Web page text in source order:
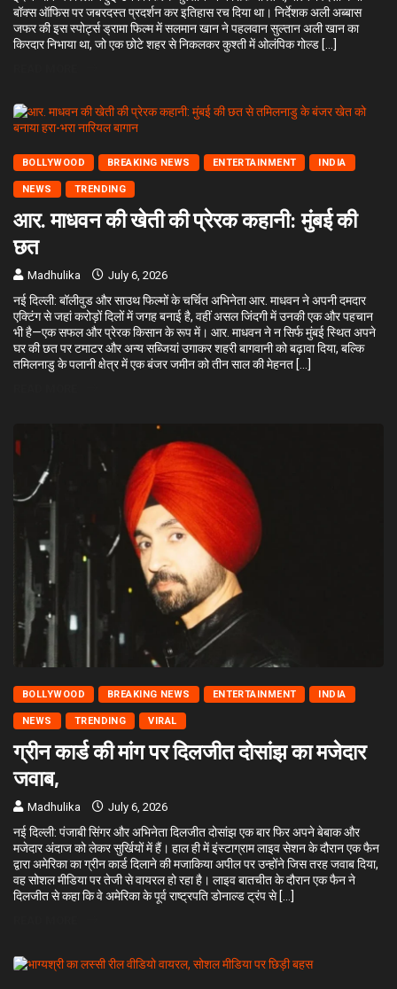
बॉक्स ऑफिस पर जबरदस्त प्रदर्शन कर इतिहास रच दिया था। निर्देशक अली अब्बास
जफर की इस स्पोर्ट्स ड्रामा फिल्म में सलमान खान ने पहलवान सुल्तान अली खान का
किरदार निभाया था, जो एक छोटे शहर से निकलकर कुश्ती में ओलंपिक गोल्ड […]
BOLLYWOOD BREAKING NEWS ENTERTAINMENT INDIA
NEWS TRENDING
आर. माधवन की खेती की प्रेरक कहानी: मुंबई की
छत
Madhulika July 6, 2026
नई दिल्ली: बॉलीवुड और साउथ फिल्मों के चर्चित अभिनेता आर. माधवन ने अपनी दमदार
एक्टिंग से जहां करोड़ों दिलों में जगह बनाई है, वहीं असल जिंदगी में उनकी एक और पहचान
भी है—एक सफल और प्रेरक किसान के रूप में। आर. माधवन ने न सिर्फ मुंबई स्थित अपने
घर की छत पर टमाटर और अन्य सब्जियां उगाकर शहरी बागवानी को बढ़ावा दिया, बल्कि
तमिलनाडु के पलानी क्षेत्र में एक बंजर जमीन को तीन साल की मेहनत […]
BOLLYWOOD BREAKING NEWS ENTERTAINMENT INDIA
NEWS TRENDING VIRAL
ग्रीन कार्ड की मांग पर दिलजीत दोसांझ का मजेदार
जवाब,
Madhulika July 6, 2026
नई दिल्ली: पंजाबी सिंगर और अभिनेता दिलजीत दोसांझ एक बार फिर अपने बेबाक और
मजेदार अंदाज को लेकर सुर्खियों में हैं। हाल ही में इंस्टाग्राम लाइव सेशन के दौरान एक फैन
द्वारा अमेरिका का ग्रीन कार्ड दिलाने की मजाकिया अपील पर उन्होंने जिस तरह जवाब दिया,
वह सोशल मीडिया पर तेजी से वायरल हो रहा है। लाइव बातचीत के दौरान एक फैन ने
दिलजीत से कहा कि वे अमेरिका के पूर्व राष्ट्रपति डोनाल्ड ट्रंप से […]